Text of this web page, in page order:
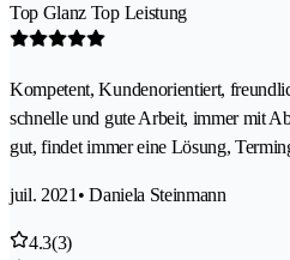
Top Glanz Top Leistung
Kompetent, Kundenorientiert,
schnelle und gute Arbeit, immer mit
gut, findet immer eine Lösung,
juil. 2021 • Daniela Steinmann
4.3(3)